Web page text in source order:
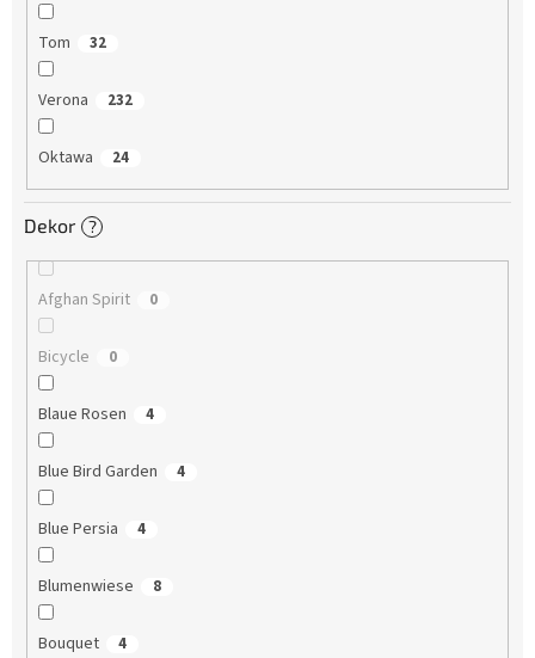
Tom 32
Verona 232
Oktawa 24
Dekor ?
Afghan Spirit 0
Bicycle 0
Blaue Rosen 4
Blue Bird Garden 4
Blue Persia 4
Blumenwiese 8
Bouquet 4